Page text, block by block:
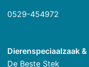
0529-454972
Dierenspeciaalzaak
De Beste Stek